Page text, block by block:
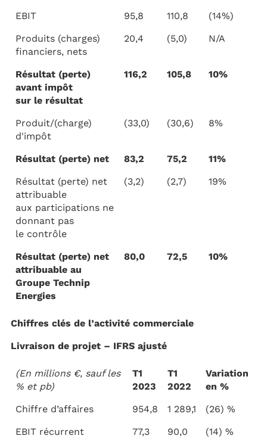
EBIT 95,8 110,8
(14%)
Produits (charges)
financiers, nets
20,4 (5,0) N/A
Résultat (perte)
avant impôt
sur le résultat
116,2 105,8 10%
Produit/(charge)
d'impôt
(33,0) (30,6) 8%
Résultat (perte) net 83,2 75,2
11%
Résultat (perte) net
attribuable
aux participations ne
donnant pas
le contrôle
(3,2) (2,7) 19%
Résultat (perte) net
attribuable au
Groupe Technip
Energies
80,0 72,5 10%
Chiffres clés de l’activité commerciale
Livraison de projet – IFRS ajusté
(En millions €, sauf les
% et pb)
T1
2023
T1
2022
Variation
en %
Chiffre d’affaires
954,8 1 289,1
(26) %
EBIT récurrent
77,3 90,0
(14) %